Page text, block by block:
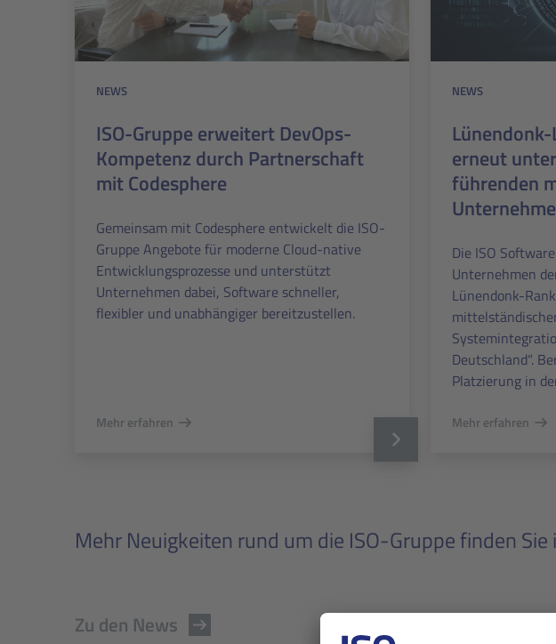
NEWS
ISO-Gruppe erweitert DevOps-
Kompetenz durch Partnerschaft
mit Codesphere
Gemeinsam mit Codesphere entwickelt die ISO-
Gruppe Angebote für moderne Cloud-native
Entwicklungsprozesse und unterstützt
Unternehmen dabei, Software schneller,
flexibler und unabhängiger bereitzustellen.
Mehr erfahren
NEWS
erneut
führenden
Die ISO
Unternehmen
Lünendonk-
Deutschland“.
Platzierung in
Mehr erfahren
Mehr Neuigkeiten rund um die ISO-Gruppe finden
Zu den News